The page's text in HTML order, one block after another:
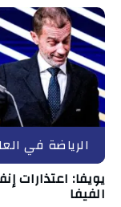
الرياضة في
يويفا: اعتذارات
الفيفا